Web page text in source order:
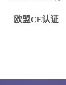
欧盟CE认证